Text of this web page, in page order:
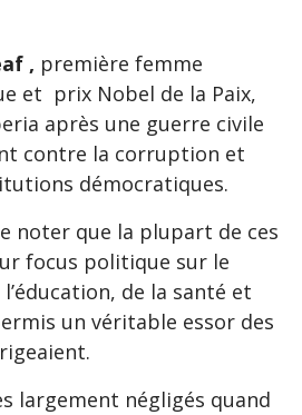
, première femme
et prix Nobel de la Paix,
après une guerre civile
contre la corruption et
démocratiques.
noter que la plupart de ces
focus politique sur le
de la santé et
un véritable essor des
largement négligés quand